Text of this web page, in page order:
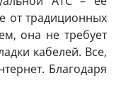
от традиционных
она не требует
кабелей. Все,
Благодаря